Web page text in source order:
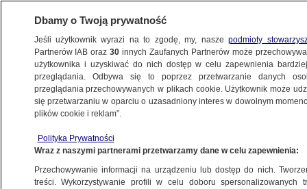
BIZNES
ZE ŚWIATA
kraju
18.11.2025, 12:43
Dbamy o Twoją prywatność
Jeśli użytkownik wyrazi na to zgodę, my, naszepodmioty
Partnerów IAB oraz30 innych Zaufanych Partnerów może
użytkownika i uzyskiwać do nich dostęp w celu zapewnienia
przeglądania. Odbywa się to poprzez przetwarzanie danych
przeglądania przechowywanych w plikach cookie. Użytkownik może
się przetwarzaniu w oparciu o uzasadniony interes w dowolnym
plików cookie i reklam”.
Polityka Prywatności
Wraz z naszymi partnerami przetwarzamy dane w celu zapewnienia:
Przechowywanie informacji na urządzeniu lub dostęp do nich.
treści. Wykorzystywanie profili w celu doboru spersonalizowanych